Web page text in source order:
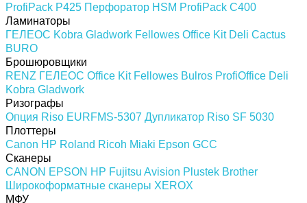
ProfiPack P425 Перфоратор HSM ProfiPack C400
Ламинаторы
ГЕЛЕОС Kobra Gladwork Fellowes Office Kit Deli Cactus
BURO
Брошюровщики
RENZ ГЕЛЕОС Office Kit Fellowes Bulros ProfiOffice Deli
Kobra Gladwork
Ризографы
Опция Riso EURFMS-5307 Дупликатор Riso SF 5030
Плоттеры
Canon HP Roland Ricoh Miaki Epson GCC
Сканеры
CANON EPSON HP Fujitsu Avision Plustek Brother
Широкоформатные сканеры XEROX
МФУ